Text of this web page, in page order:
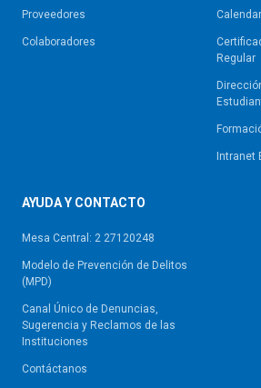
Proveedores
Colaboradores
Regular
Intranet
AYUDA Y CONTACTO
Mesa Central: 2 27120248
Modelo de Prevención de Delitos
(MPD)
Canal Único de Denuncias,
Sugerencia y Reclamos de las
Instituciones
Contáctanos